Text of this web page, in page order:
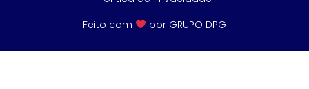
Feito com
por GRUPO DPG